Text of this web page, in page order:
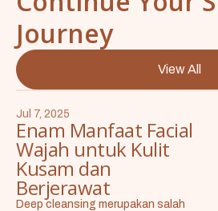
Journey
View All
Jul 7, 2025
Enam Manfaat Facial
Wajah untuk Kulit
Kusam dan
Berjerawat
Deep cleansing merupakan salah